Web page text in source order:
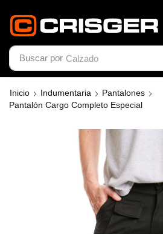
Buscar por Calzado
Inicio Indumentaria
Pantalones
Pantalón Cargo Completo Especial